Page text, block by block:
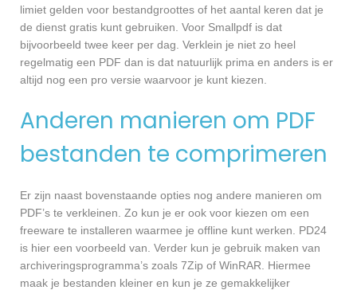
limiet gelden voor bestandgroottes of het aantal keren dat je
de dienst gratis kunt gebruiken. Voor Smallpdf is dat
bijvoorbeeld twee keer per dag. Verklein je niet zo heel
regelmatig een PDF dan is dat natuurlijk prima en anders is er
altijd nog een pro versie waarvoor je kunt kiezen.
Anderen manieren om PDF
bestanden te comprimeren
Er zijn naast bovenstaande opties nog andere manieren om
PDF’s te verkleinen. Zo kun je er ook voor kiezen om een
freeware te installeren waarmee je offline kunt werken. PD24
is hier een voorbeeld van. Verder kun je gebruik maken van
archiveringsprogramma’s zoals 7Zip of WinRAR. Hiermee
maak je bestanden kleiner en kun je ze gemakkelijker